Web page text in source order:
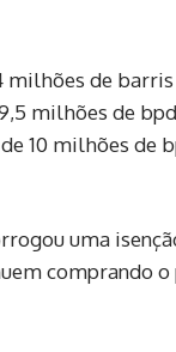
milhões de
milhões de
10 milhões de
uma
comprando